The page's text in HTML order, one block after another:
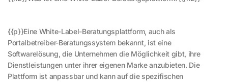
{{p}}Eine White-Label-Beratungsplattform, auch als
Portalbetreiber-Beratungssystem bekannt, ist eine
Softwarelösung, die Unternehmen die Möglichkeit gibt, ihre
Dienstleistungen unter ihrer eigenen Marke anzubieten. Die
Plattform ist anpassbar und kann auf die spezifischen